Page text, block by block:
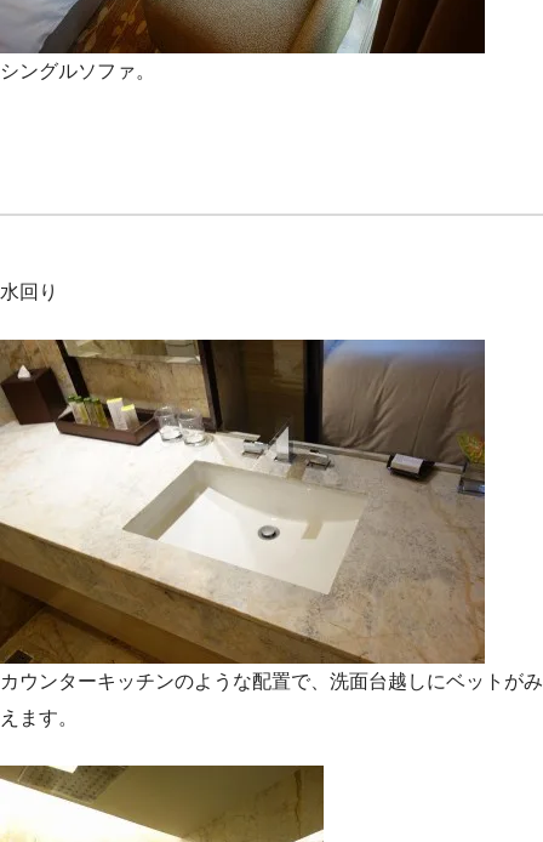
シングルソファ。
水回り
カウンターキッチンのような配置で、洗面台越しにベットがみ
えます。